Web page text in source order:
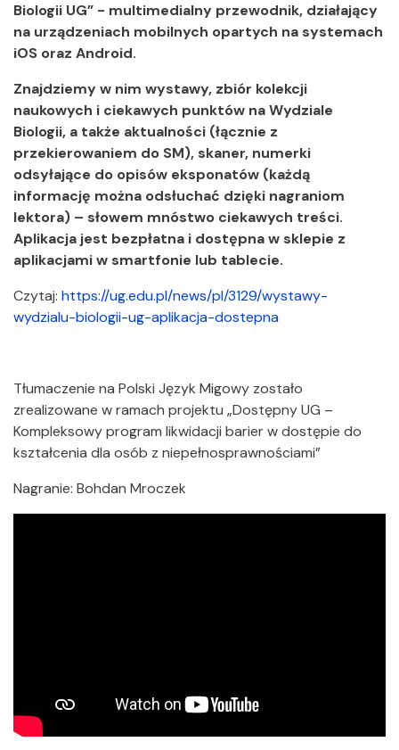
Biologii UG” - multimedialny przewodnik, działający
na urządzeniach mobilnych opartych na systemach
iOS oraz Android.
Znajdziemy w nim wystawy, zbiór kolekcji
naukowych i ciekawych punktów na Wydziale
Biologii, a także aktualności (łącznie z
przekierowaniem do SM), skaner, numerki
odsyłające do opisów eksponatów (każdą
informację można odsłuchać dzięki nagraniom
lektora) – słowem mnóstwo ciekawych treści.
Aplikacja jest bezpłatna i dostępna w sklepie z
aplikacjami w smartfonie lub tablecie.
Czytaj: https://ug.edu.pl/news/pl/3129/wystawy-
wydzialu-biologii-ug-aplikacja-dostepna
Tłumaczenie na Polski Język Migowy zostało
zrealizowane w ramach projektu „Dostępny UG –
Kompleksowy program likwidacji barier w dostępie do
kształcenia dla osób z niepełnosprawnościami”
Nagranie: Bohdan Mroczek